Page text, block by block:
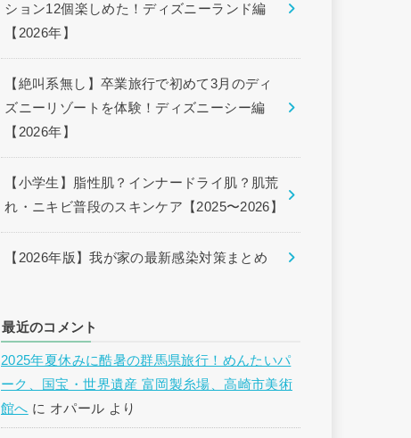
ション12個楽しめた！ディズニーランド編
【2026年】
【絶叫系無し】卒業旅行で初めて3月のディ
ズニーリゾートを体験！ディズニーシー編
【2026年】
【小学生】脂性肌？インナードライ肌？肌荒
れ・ニキビ普段のスキンケア【2025〜2026】
【2026年版】我が家の最新感染対策まとめ
最近のコメント
2025年夏休みに酷暑の群馬県旅行！めんたいパ
ーク、国宝・世界遺産 富岡製糸場、高崎市美術
館へ に オパール より